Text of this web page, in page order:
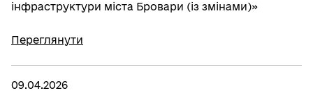
інфраструктури міста Бровари (із змінами)»
Переглянути
09.04.2026